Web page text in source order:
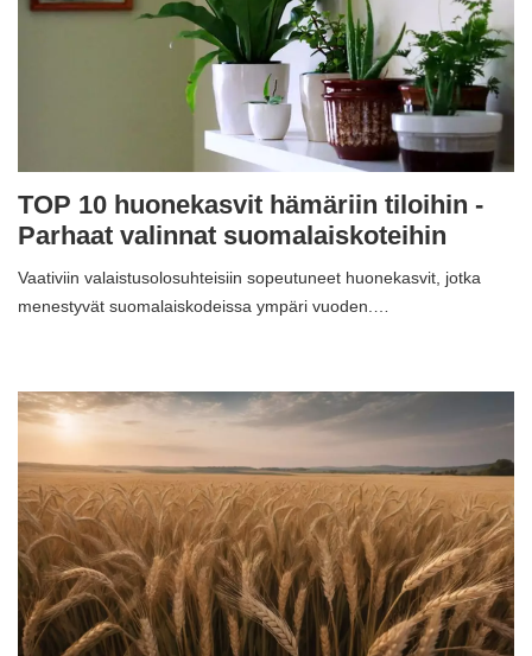
TOP 10 huonekasvit hämäriin tiloihin -
Parhaat valinnat suomalaiskoteihin
Vaativiin valaistusolosuhteisiin sopeutuneet huonekasvit, jotka
menestyvät suomalaiskodeissa ympäri vuoden.…